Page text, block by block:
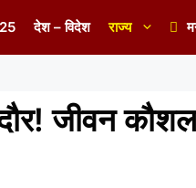
देश – विदेश राज्य
दौर! जीवन